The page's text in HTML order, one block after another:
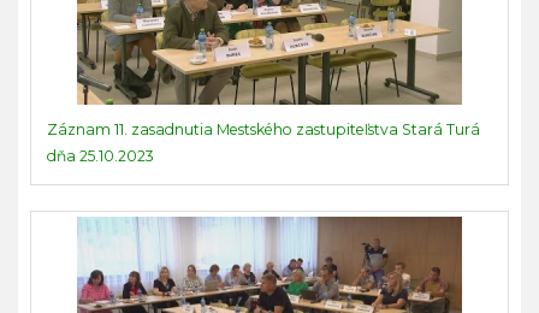
Záznam 11. zasadnutia Mestského zastupiteľstva Stará Turá
dňa 25.10.2023